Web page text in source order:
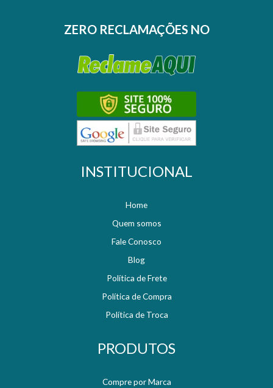
ZERO RECLAMAÇÕES NO
INSTITUCIONAL
Home
Quem somos
Fale Conosco
Blog
Política de Frete
Política de Compra
Política de Troca
PRODUTOS
Compre por Marca